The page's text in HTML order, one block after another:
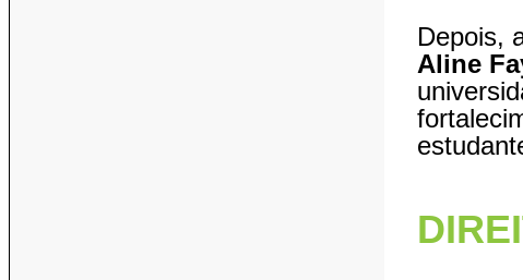
Depois,
Aline